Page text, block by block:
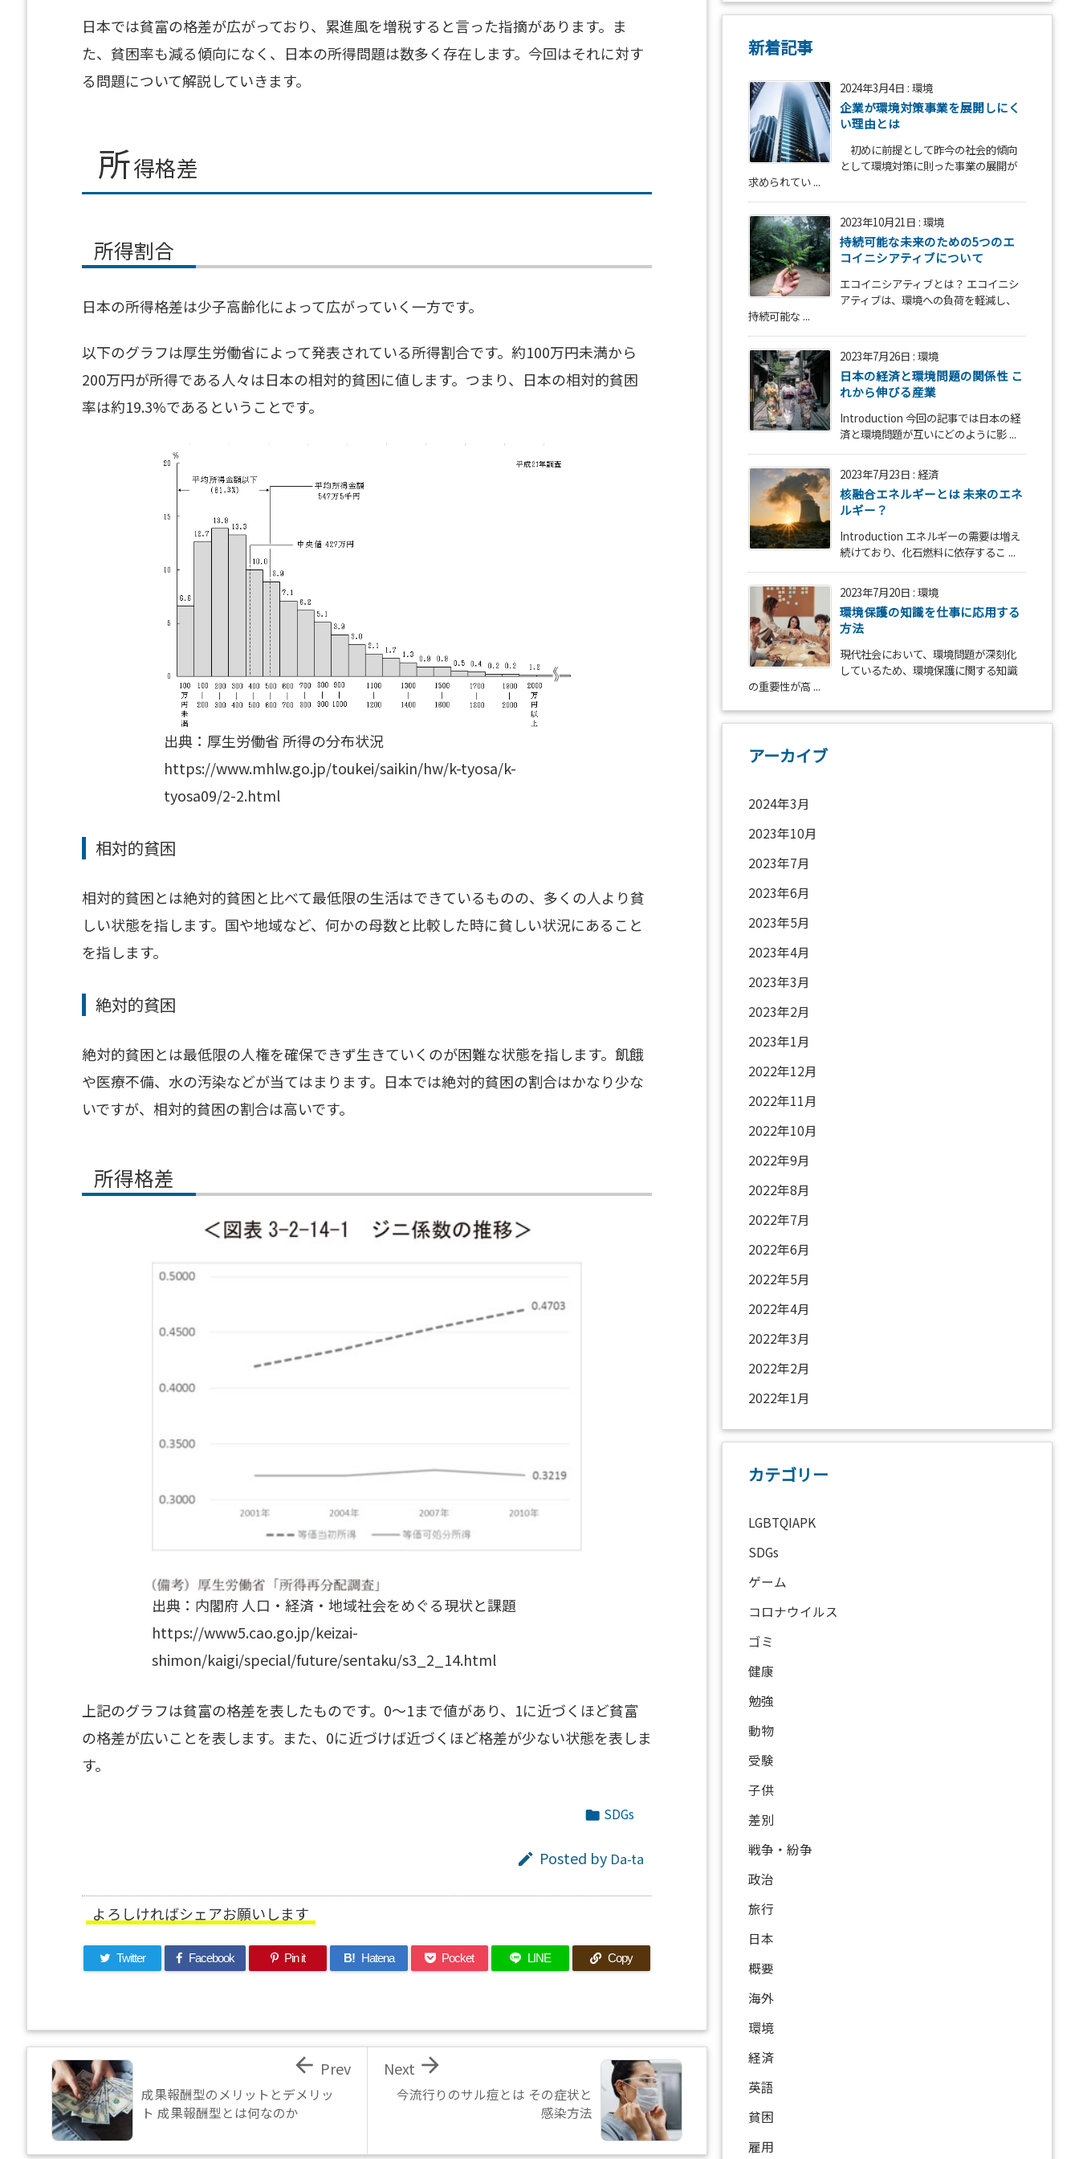
日本では貧富の格差が広がっており、累進風を増税すると言った指摘があります。ま
た、貧困率も減る傾向になく、日本の所得問題は数多く存在します。今回はそれに対す
る問題について解説していきます。
所得格差
所得割合
日本の所得格差は少子高齢化によって広がっていく一方です。
以下のグラフは厚生労働省によって発表されている所得割合です。約100万円未満から
200万円が所得である人々は日本の相対的貧困に値します。つまり、日本の相対的貧困
率は約19.3%であるということです。
出典：厚生労働省 所得の分布状況
https://www.mhlw.go.jp/toukei/saikin/hw/k-tyosa/k-
tyosa09/2-2.html
相対的貧困
相対的貧困とは絶対的貧困と比べて最低限の生活はできているものの、多くの人より貧
しい状態を指します。国や地域など、何かの母数と比較した時に貧しい状況にあること
を指します。
絶対的貧困
絶対的貧困とは最低限の人権を確保できず生きていくのが困難な状態を指します。飢餓
や医療不備、水の汚染などが当てはまります。日本では絶対的貧困の割合はかなり少な
いですが、相対的貧困の割合は高いです。
所得格差
出典：内閣府 人口・経済・地域社会をめぐる現状と課題
https://www5.cao.go.jp/keizai-
shimon/kaigi/special/future/sentaku/s3_2_14.html
上記のグラフは貧富の格差を表したものです。0～1まで値があり、1に近づくほど貧富
の格差が広いことを表します。また、0に近づけば近づくほど格差が少ない状態を表しま
す。
 SDGs
 Posted by Da-ta
よろしければシェアお願いします
Twitter Facebook Pin it B! Hatena Pocket LINE Copy
今流行りのサル痘とは その症状と
感染方法

Next
成果報酬型のメリットとデメリッ
ト 成果報酬型とは何なのか
 Prev
新着記事
2024年3月4日 : 環境
企業が環境対策事業を展開しにく
い理由とは
初めに前提として昨今の社会的傾向
として環境対策に則った事業の展開が
求められてい ...
2023年10月21日 : 環境
持続可能な未来のための5つのエ
コイニシアティブについて
エコイニシアティブとは？ エコイニシ
アティブは、環境への負荷を軽減し、
持続可能な ...
2023年7月26日 : 環境
日本の経済と環境問題の関係性 こ
れから伸びる産業
Introduction 今回の記事では日本の経
済と環境問題が互いにどのように影 ...
2023年7月23日 : 経済
核融合エネルギーとは 未来のエネ
ルギー？
Introduction エネルギーの需要は増え
続けており、化石燃料に依存するこ ...
2023年7月20日 : 環境
環境保護の知識を仕事に応用する
方法
現代社会において、環境問題が深刻化
しているため、環境保護に関する知識
の重要性が高 ...
アーカイブ
2024年3月
2023年10月
2023年7月
2023年6月
2023年5月
2023年4月
2023年3月
2023年2月
2023年1月
2022年12月
2022年11月
2022年10月
2022年9月
2022年8月
2022年7月
2022年6月
2022年5月
2022年4月
2022年3月
2022年2月
2022年1月
カテゴリー
LGBTQIAPK
SDGs
ゲーム
コロナウイルス
ゴミ
健康
勉強
動物
受験
子供
差別
戦争・紛争
政治
旅行
日本
概要
海外
環境
経済
英語
貧困
雇用